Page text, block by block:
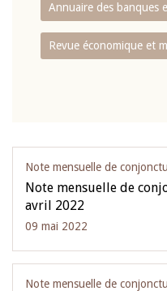
Annuaire des banques
Revue économique et
Note mensuelle de
Note mensuelle de
avril 2022
09 mai 2022
Note mensuelle de